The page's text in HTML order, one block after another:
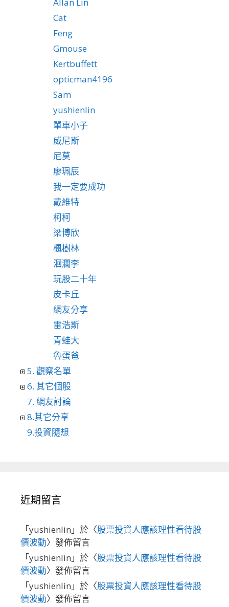
Cat
Feng
Gmouse
Kertbuffett
opticman4196
Sam
yushienlin
單車小子
威尼斯
尼莫
廖珮辰
我一定要成功
戴維特
柯柯
梁博欣
楓樹林
洄瀾李
玩股二十年
皮卡丘
網友分享
雷浩斯
青蛙大
魯蛋爸
5. 觀察名單
6. 其它個股
7. 網友討論
8.其它分享
9.投資隨想
近期留言
「yushienlin 」於〈股票投資人應該理性看待股
價波動〉發佈留言
「yushienlin 」於〈股票投資人應該理性看待股
價波動〉發佈留言
「yushienlin 」於〈股票投資人應該理性看待股
價波動〉發佈留言